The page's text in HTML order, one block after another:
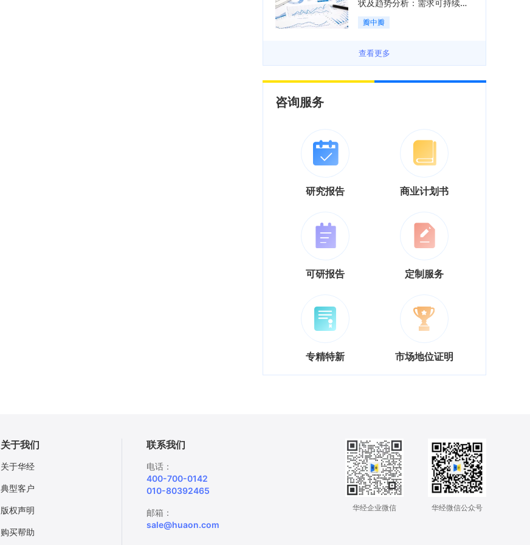
状及趋势分析：需求可持续释
放，市场发展前景良好「图」
瓣中瓣
查看更多
咨询服务
研究报告 商业计划书
可研报告 定制服务
专精特新 市场地位证明
关于我们
关于华经
典型客户
版权声明
购买帮助
联系我们
电话：
400-700-0142
010-80392465
邮箱：
sale@huaon.com
华经企业微信 华经微信公众号